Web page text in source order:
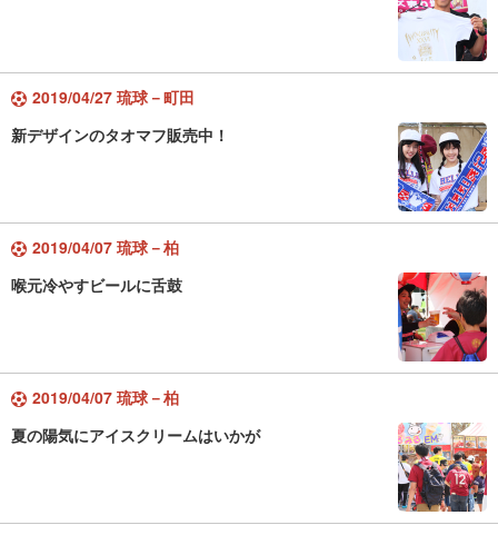
2019/04/27 琉球－町田
新デザインのタオマフ販売中！
2019/04/07 琉球－柏
喉元冷やすビールに舌鼓
2019/04/07 琉球－柏
夏の陽気にアイスクリームはいかが